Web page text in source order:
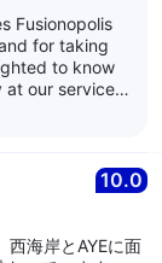
to know
our serviced
vegetarian
Your
our team
on
10.0
西海岸とAYEに面